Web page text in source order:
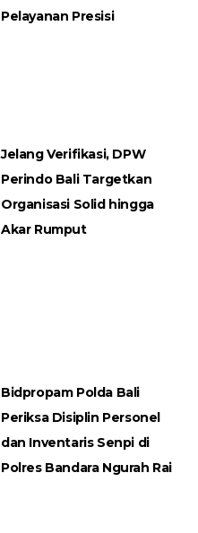
Pelayanan Presisi
Jelang Verifikasi, DPW
Perindo Bali Targetkan
Organisasi Solid hingga
Akar Rumput
Bidpropam Polda Bali
Periksa Disiplin Personel
dan Inventaris Senpi di
Polres Bandara Ngurah Rai